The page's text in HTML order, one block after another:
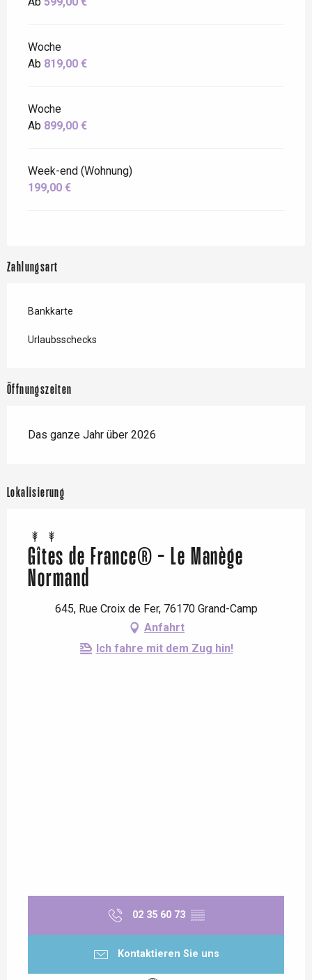
Woche
Ab 819,00 €
Woche
Ab 899,00 €
Week-end (Wohnung)
199,00 €
Zahlungsart
Bankkarte
Urlaubsschecks
Öffnungszeiten
Das ganze Jahr über 2026
Lokalisierung
Gîtes de France® - Le Manège
Normand
645, Rue Croix de Fer, 76170 Grand-Camp
Anfahrt
Ich fahre mit dem Zug hin!
02 35 60 73 ▒▒
Kontaktieren Sie uns